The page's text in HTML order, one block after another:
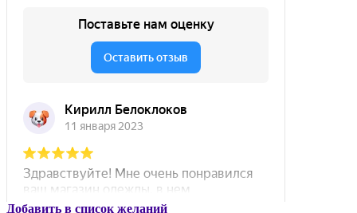
Добавить в список желаний